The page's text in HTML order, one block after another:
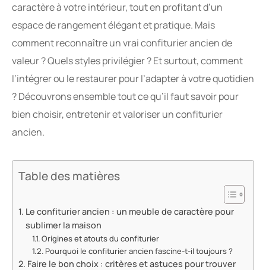
caractère à votre intérieur, tout en profitant d’un
espace de rangement élégant et pratique. Mais
comment reconnaître un vrai confiturier ancien de
valeur ? Quels styles privilégier ? Et surtout, comment
l’intégrer ou le restaurer pour l’adapter à votre quotidien
? Découvrons ensemble tout ce qu’il faut savoir pour
bien choisir, entretenir et valoriser un confiturier
ancien.
Table des matières
Le confiturier ancien : un meuble de caractère pour
sublimer la maison
Origines et atouts du confiturier
Pourquoi le confiturier ancien fascine-t-il toujours ?
Faire le bon choix : critères et astuces pour trouver